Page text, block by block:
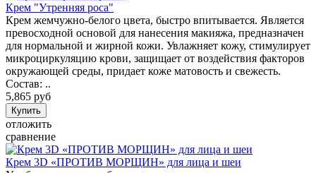
Крем "Утренняя роса"
Крем жемчужно-белого цвета, быстро впитывается. Является
превосходной основой для нанесения макияжа, предназначен
для нормальной и жирной кожи. Увлажняет кожу, стимулирует
микроциркуляцию крови, защищает от воздействия факторов
окружающей среды, придает коже матовость и свежесть.
Состав: ..
5,865 руб
отложить
сравнение
Крем 3D «ПРОТИВ МОРЩИН» для лица и шеи